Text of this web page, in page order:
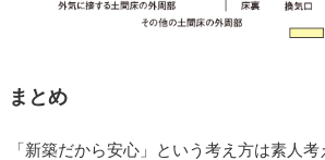
まとめ
「新築だから安心」という考え方は素人考